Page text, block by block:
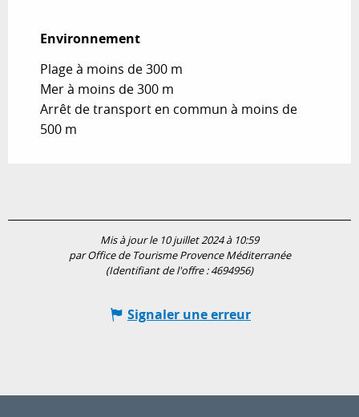
Environnement
Environnement
Plage à moins de 300 m
Mer à moins de 300 m
Arrêt de transport en commun à moins de
500 m
Mis à jour le 10 juillet 2024 à 10:59
par Office de Tourisme Provence Méditerranée
(Identifiant de l'offre :4694956)
Signaler une erreur